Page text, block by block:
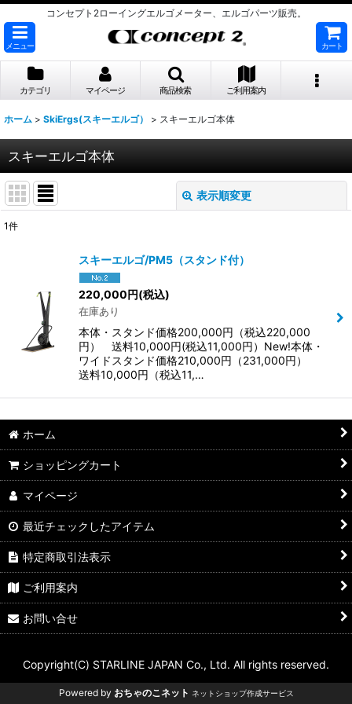
コンセプト2ローイングエルゴメーター、エルゴパーツ販売。
メニュー カート
カテゴリ マイページ 商品検索 ご利用案内
ホーム > SkiErgs(スキーエルゴ） > スキーエルゴ本体
スキーエルゴ本体
表示順変更
絞り込む
1件
スキーエルゴ/PM5（スタンド付）
220,000円(税込)
在庫あり
本体・スタンド価格200,000円（税込220,000
円） 送料10,000円(税込11,000円）New!本体・
ワイドスタンド価格210,000円（231,000円）
送料10,000円（税込11,…
ホーム
ショッピングカート
マイページ
最近チェックしたアイテム
特定商取引法表示
ご利用案内
お問い合せ
Copyright(C) STARLINE JAPAN Co., Ltd. All rights reserved.
Powered by おちゃのこネット ネットショップ作成サービス